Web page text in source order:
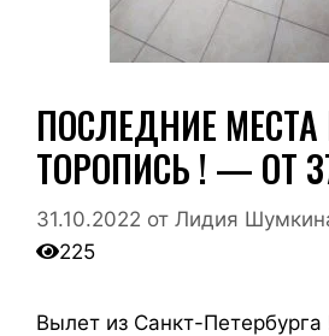
ПОСЛЕДНИЕ
ТОРОПИСЬ ! — ОТ
31.10.2022 от Лидия
225
Вылет из Санкт-Петербурга